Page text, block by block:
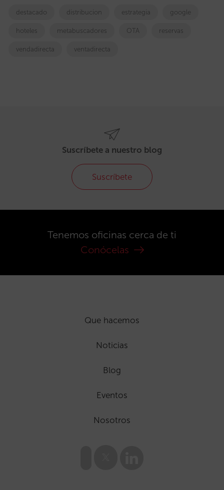
destacado distribucion estrategia google
hoteles metabuscadores OTA reservas
vendadirecta ventadirecta
Suscríbete a nuestro blog
Suscríbete
Tenemos oficinas cerca de ti
Conócelas
Que hacemos
Noticias
Blog
Eventos
Nosotros